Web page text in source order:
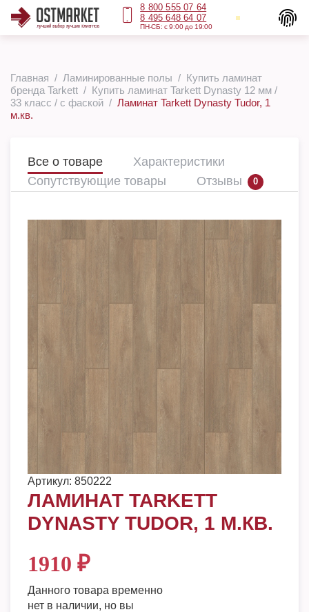
8 800 555 07 64
8 495 648 64 07
ПН-СБ: с 9:00 до 19:00
Главная Ламинированные полы
Купить ламинат
бренда Tarkett
Купить ламинат Tarkett Dynasty 12 мм /
33 класс / с фаской
Ламинат Tarkett Dynasty Tudor, 1
м.кв.
Все о товаре
Характеристики
Сопутствующие товары
Отзывы 0
Артикул: 850222
ЛАМИНАТ TARKETT
DYNASTY TUDOR, 1 М.КВ.
1910 ₽
Данного товара временно
нет в наличии, но вы